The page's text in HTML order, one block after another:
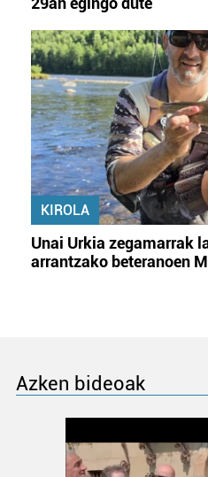
KIROLA
Unai Urkia zegamarrak
arrantzako beteranoen
Azken bideoak